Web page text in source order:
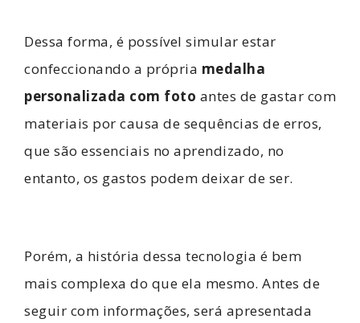
Dessa forma, é possível simular estar
confeccionando a própria medalha
personalizada com foto antes de gastar com
materiais por causa de sequências de erros,
que são essenciais no aprendizado, no
entanto, os gastos podem deixar de ser.
Porém, a história dessa tecnologia é bem
mais complexa do que ela mesmo. Antes de
seguir com informações, será apresentada